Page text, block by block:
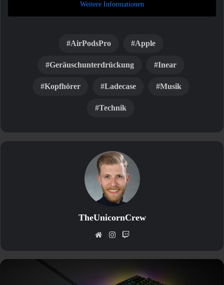
Weitere Informationen
AirPodsPro Apple
Geräuschunterdrückung Inear
Kopfhörer Ladecase Musik
Technik
TheUnicornCrew
WebseiteInstagram